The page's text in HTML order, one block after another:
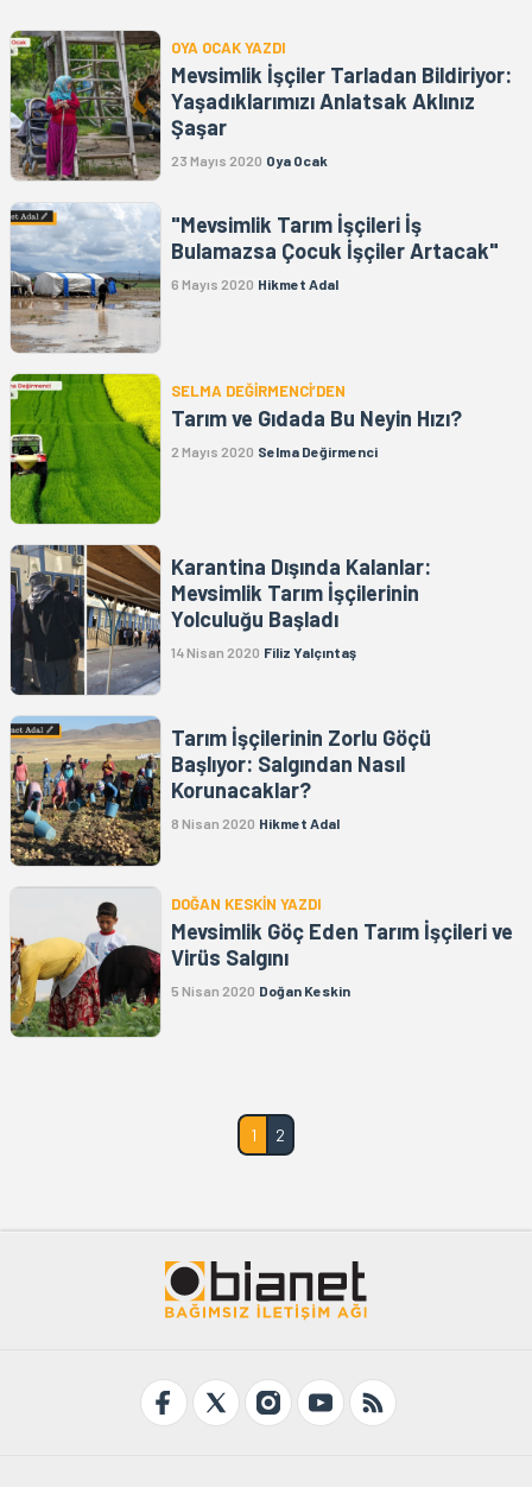
OYA OCAK YAZDI
Mevsimlik İşçiler Tarladan Bildiriyor:
Yaşadıklarımızı Anlatsak Aklınız
Şaşar
23 Mayıs 2020 Oya Ocak
"Mevsimlik Tarım İşçileri İş
Bulamazsa Çocuk İşçiler Artacak"
6 Mayıs 2020 Hikmet Adal
SELMA DEĞİRMENCİ’DEN
Tarım ve Gıdada Bu Neyin Hızı?
2 Mayıs 2020 Selma Değirmenci
Karantina Dışında Kalanlar:
Mevsimlik Tarım İşçilerinin
Yolculuğu Başladı
14 Nisan 2020 Filiz Yalçıntaş
Tarım İşçilerinin Zorlu Göçü
Başlıyor: Salgından Nasıl
Korunacaklar?
8 Nisan 2020 Hikmet Adal
DOĞAN KESKİN YAZDI
Mevsimlik Göç Eden Tarım İşçileri ve
Virüs Salgını
5 Nisan 2020 Doğan Keskin
1 2